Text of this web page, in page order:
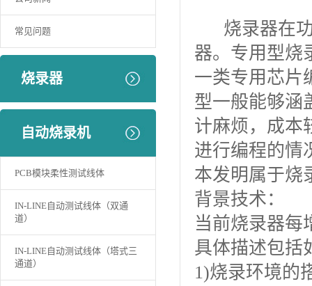
常见问题
烧录器
自动烧录机
PCB模块柔性测试线体
IN-LINE自动测试线体（双通
道）
IN-LINE自动测试线体（塔式三
通道）
烧录器在功
器。专用型烧
一类专用芯片
型一般能够涵
计麻烦，成本
进行编程的情
本发明属于烧
背景技术：
当前烧录器每
具体描述包括
1)烧录环境的